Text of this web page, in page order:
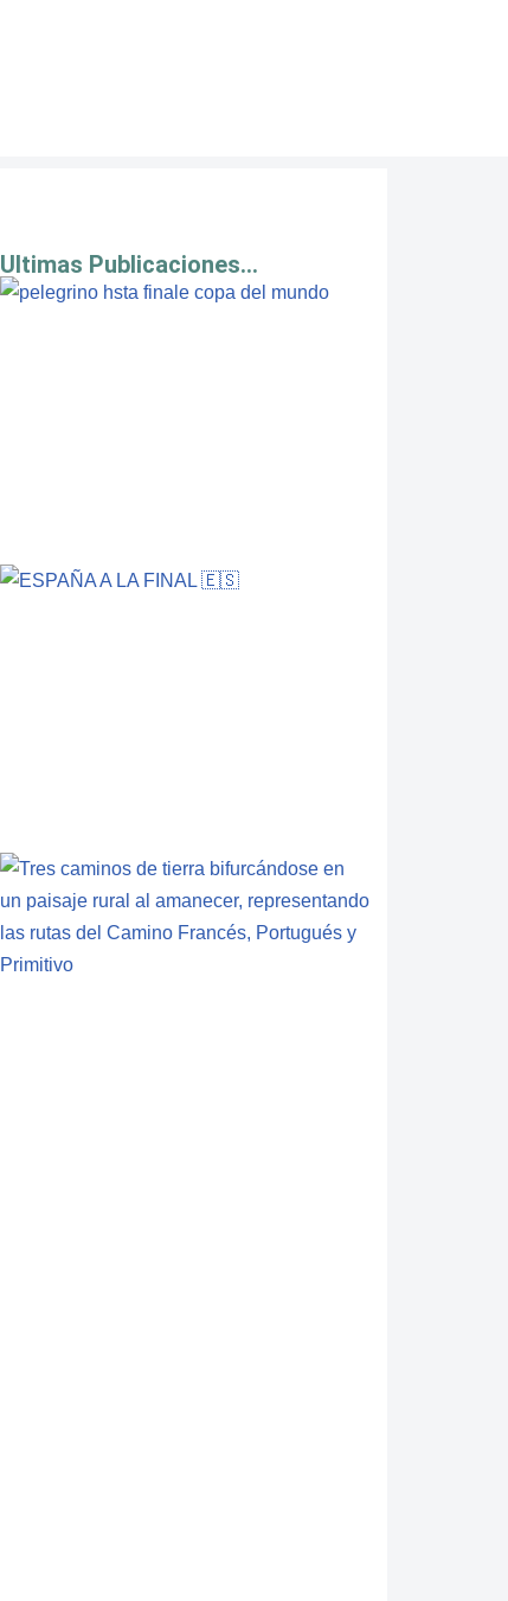
Ultimas Publicaciones...